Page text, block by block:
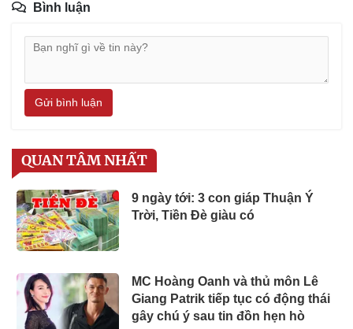
Bình luận
Gửi bình luận
QUAN TÂM NHẤT
9 ngày tới: 3 con giáp Thuận Ý
Trời, Tiền Đè giàu có
MC Hoàng Oanh và thủ môn Lê
Giang Patrik tiếp tục có động thái
gây chú ý sau tin đồn hẹn hò